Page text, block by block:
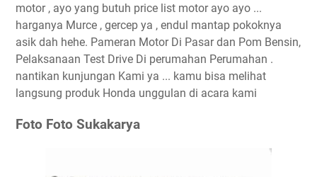
motor , ayo yang butuh price list motor ayo ayo ...
harganya Murce , gercep ya , endul mantap pokoknya
asik dah hehe. Pameran Motor Di Pasar dan Pom Bensin,
Pelaksanaan Test Drive Di perumahan Perumahan .
nantikan kunjungan Kami ya ... kamu bisa melihat
langsung produk Honda unggulan di acara kami
Foto Foto Sukakarya